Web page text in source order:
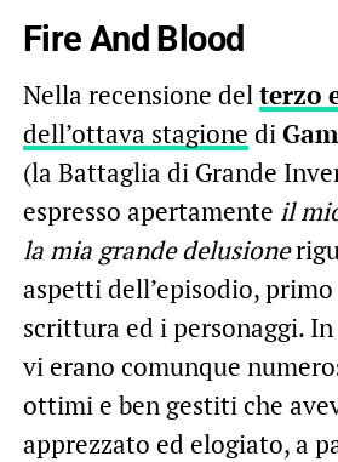
Fire And Blood
Nella recensione delterzo
dell’ottava stagione di
(la Battaglia di Grande
espresso apertamente il
la mia grande delusione
aspetti dell’episodio,
scrittura ed i personaggi.
vi erano comunque
ottimi e ben gestiti che
apprezzato ed elogiato, a